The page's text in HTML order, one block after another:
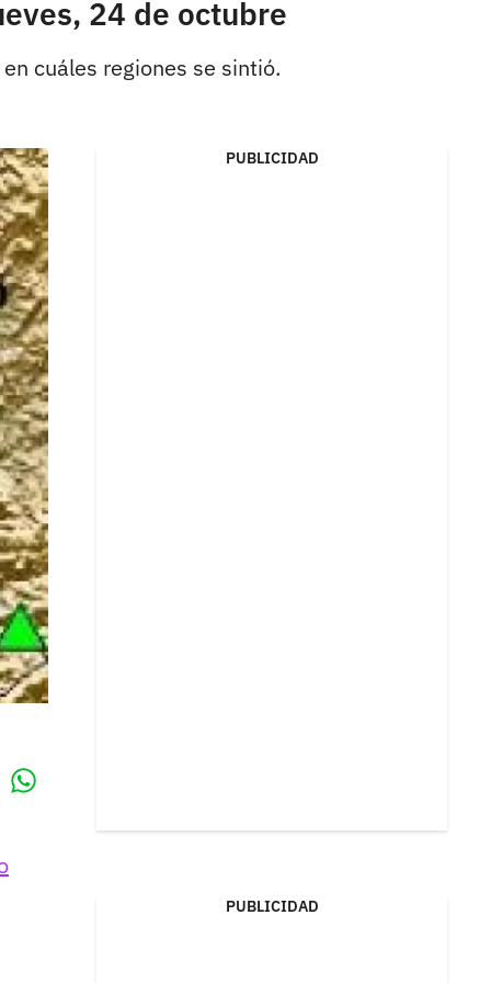
24 de octubre
cuáles regiones se sintió.
PUBLICIDAD
PUBLICIDAD